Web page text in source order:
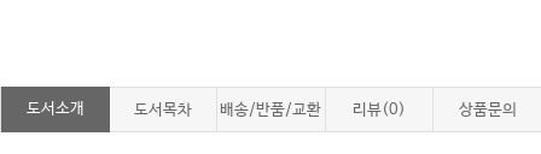
도서소개 도서목차 배송/반품/교환 리뷰(0) 상품문의